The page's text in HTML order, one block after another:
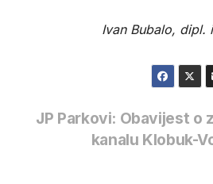
ing.
JP Parkovi: Obavijest o
kanalu Klobuk-